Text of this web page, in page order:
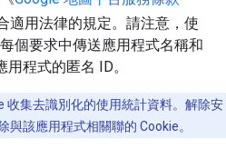
適用法律的規定。請注意，使
個要求中傳送應用程式名稱和
程式的匿名 ID。
收集去識別化的使用統計資料。解除安
該應用程式相關聯的 Cookie。